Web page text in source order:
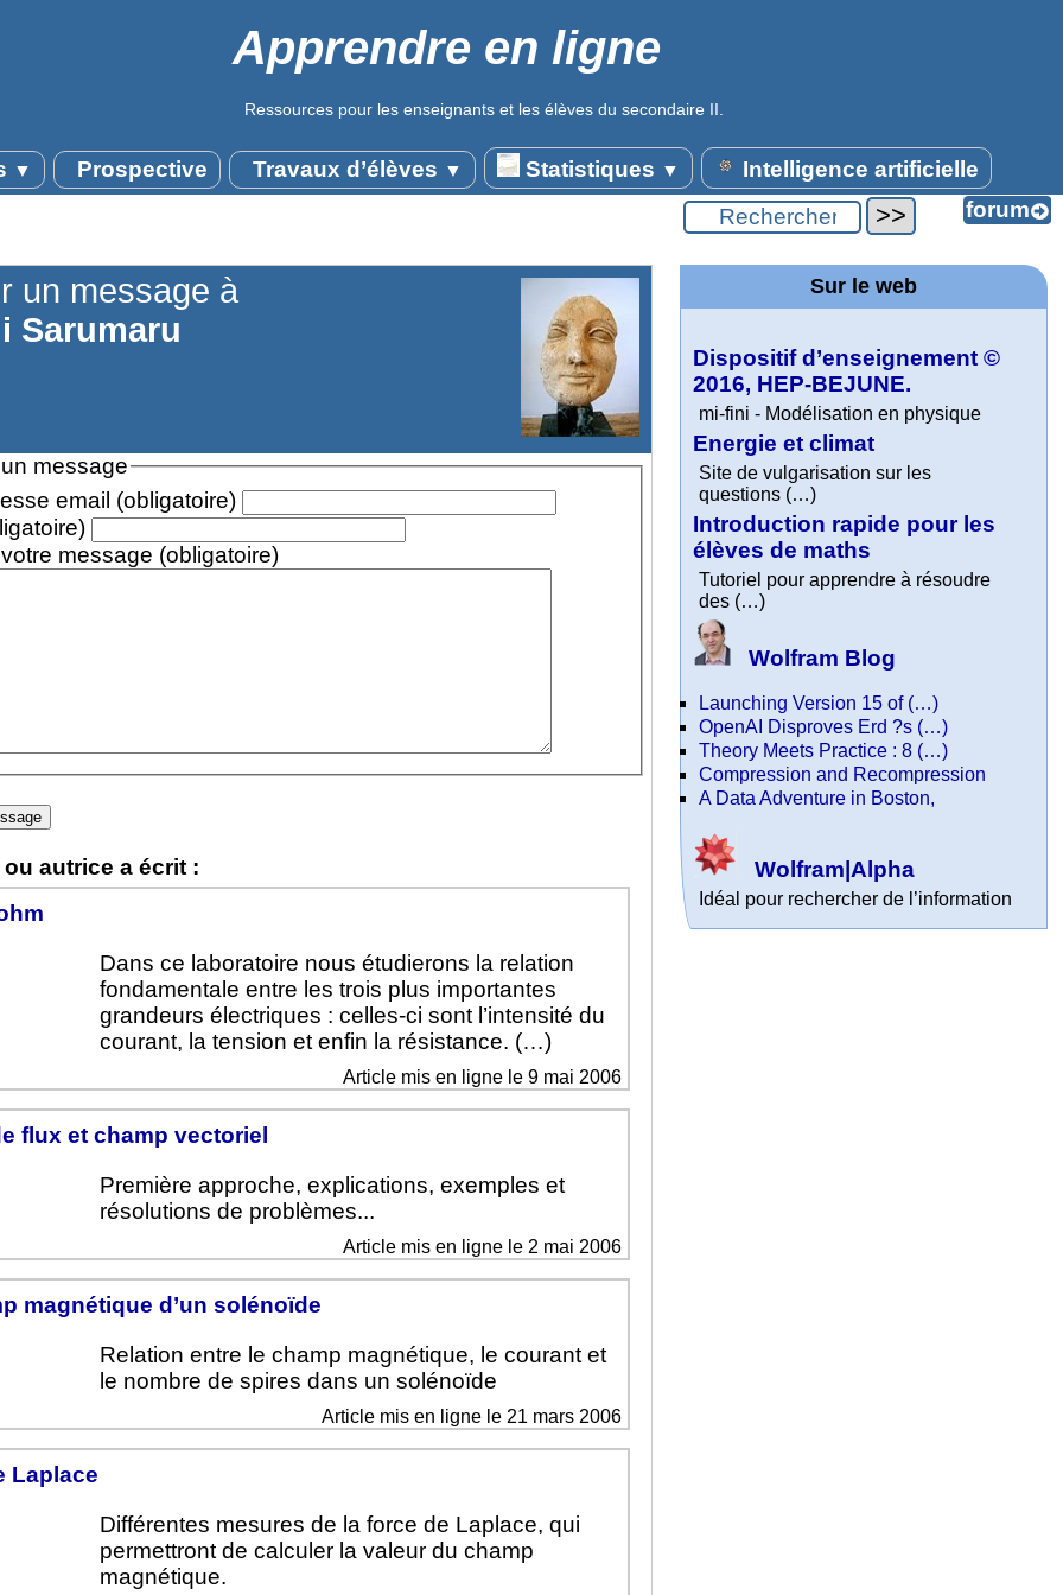
Apprendre en ligne
Ressources pour les enseignants et les élèves du secondaire II.
▼ Prospective Travaux d’élèves ▼ Statistiques ▼ Intelligence artificielle
un message à
Sarumaru
message
email (obligatoire)
message (obligatoire)
autrice a écrit :
Dans ce laboratoire nous étudierons la relation
fondamentale entre les trois plus importantes
grandeurs électriques : celles-ci sont l’intensité du
courant, la tension et enfin la résistance. (…)
Article mis en ligne le 9 mai 2006
flux et champ vectoriel
Première approche, explications, exemples et
résolutions de problèmes...
Article mis en ligne le 2 mai 2006
magnétique d’un solénoïde
Relation entre le champ magnétique, le courant et
le nombre de spires dans un solénoïde
Article mis en ligne le 21 mars 2006
Laplace
Différentes mesures de la force de Laplace, qui
permettront de calculer la valeur du champ
magnétique.
Sur le web
Dispositif d’enseignement ©
2016, HEP-BEJUNE.
mi-fini - Modélisation en physique
Energie et climat
Site de vulgarisation sur les
questions (…)
Introduction rapide pour les
élèves de maths
Tutoriel pour apprendre à résoudre
des (…)
Wolfram Blog
Launching Version 15 of (…)
OpenAI Disproves Erd ?s (…)
Theory Meets Practice : 8 (…)
Compression and Recompression
A Data Adventure in Boston,
Wolfram|Alpha
Idéal pour rechercher de l’information